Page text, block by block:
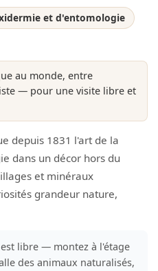
et d'entomologie
au monde, entre
— pour une visite libre et
depuis 1831 l'art de la
dans un décor hors du
et minéraux
grandeur nature,
libre — montez à l'étage
des animaux naturalisés,